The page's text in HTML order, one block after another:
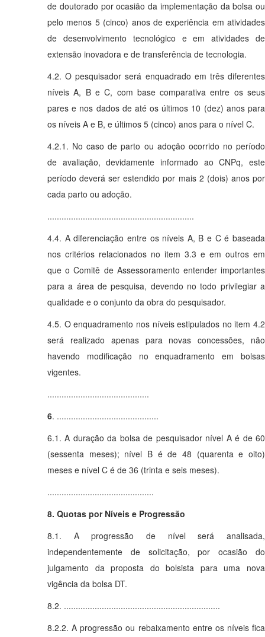
de doutorado por ocasião da implementação da bolsa ou
pelo menos 5 (cinco) anos de experiência em atividades
de desenvolvimento tecnológico e em atividades de
extensão inovadora e de transferência de tecnologia.
4.2. O pesquisador será enquadrado em três diferentes
níveis A, B e C, com base comparativa entre os seus
pares e nos dados de até os últimos 10 (dez) anos para
os níveis A e B, e últimos 5 (cinco) anos para o nível C.
4.2.1. No caso de parto ou adoção ocorrido no período
de avaliação, devidamente informado ao CNPq, este
período deverá ser estendido por mais 2 (dois) anos por
cada parto ou adoção.
..............................................................
4.4. A diferenciação entre os níveis A, B e C é baseada
nos critérios relacionados no item 3.3 e em outros em
que o Comitê de Assessoramento entender importantes
para a área de pesquisa, devendo no todo privilegiar a
qualidade e o conjunto da obra do pesquisador.
4.5. O enquadramento nos níveis estipulados no item 4.2
será realizado apenas para novas concessões, não
havendo modificação no enquadramento em bolsas
vigentes.
...........................................
6. ...........................................
6.1. A duração da bolsa de pesquisador nível A é de 60
(sessenta meses); nível B é de 48 (quarenta e oito)
meses e nível C é de 36 (trinta e seis meses).
.............................................
8. Quotas por Níveis e Progressão
8.1. A progressão de nível será analisada,
independentemente de solicitação, por ocasião do
julgamento da proposta do bolsista para uma nova
vigência da bolsa DT.
8.2. ..................................................................
8.2.2. A progressão ou rebaixamento entre os níveis fica